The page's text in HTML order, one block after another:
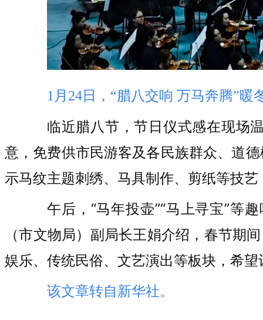
1月24日，“腊八交响 万马奔腾”
临近腊八节，节日仪式感在现场
意，免费供市民游客及各民族群众、道
示马纹主题刺绣、马具制作、剪纸等技
午后，“马年投壶”“马上寻宝”等
（市文物局）副局长王娟介绍，春节期
娱乐、传统民俗、文艺演出等板块，希
该文章转自新华社。